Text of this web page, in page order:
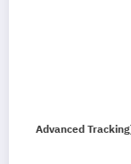
الحماية المتقدمة من التتبع والبصمة الرقمية (Advanced Tracking